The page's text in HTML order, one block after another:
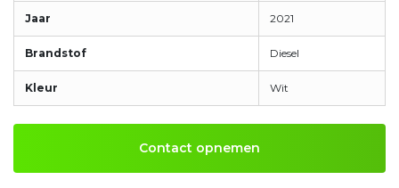
Jaar 2021
Brandstof Diesel
Kleur Wit
Contact opnemen